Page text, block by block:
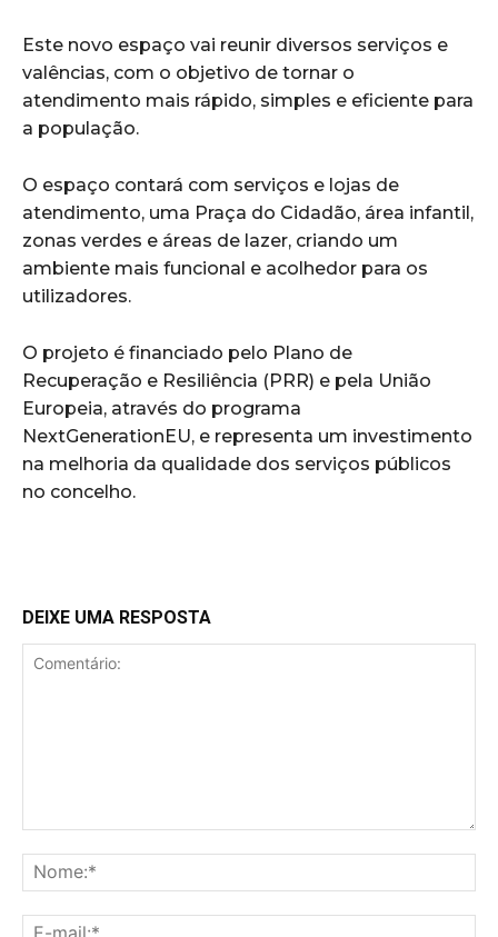
Este novo espaço vai reunir diversos serviços e
valências, com o objetivo de tornar o
atendimento mais rápido, simples e eficiente para
a população.
O espaço contará com serviços e lojas de
atendimento, uma Praça do Cidadão, área infantil,
zonas verdes e áreas de lazer, criando um
ambiente mais funcional e acolhedor para os
utilizadores.
O projeto é financiado pelo Plano de
Recuperação e Resiliência (PRR) e pela União
Europeia, através do programa
NextGenerationEU, e representa um investimento
na melhoria da qualidade dos serviços públicos
no concelho.
DEIXE UMA RESPOSTA